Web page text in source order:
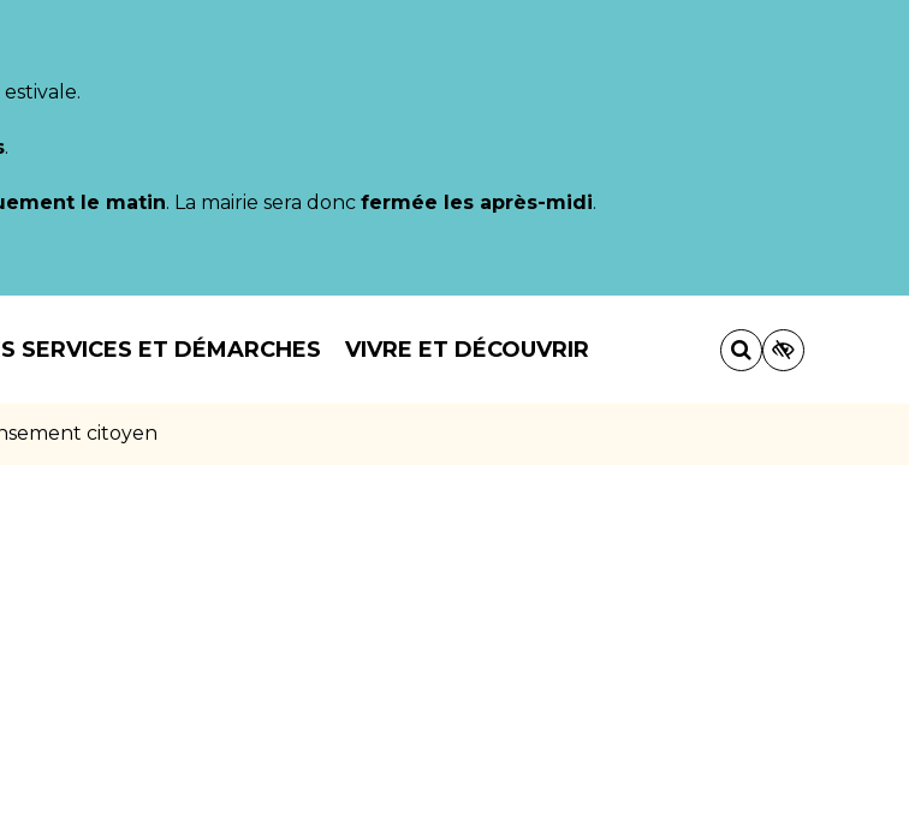
.
le matin. La mairie sera donc fermée les après-midi.
SERVICES ET DÉMARCHES VIVRE ET DÉCOUVRIR
citoyen